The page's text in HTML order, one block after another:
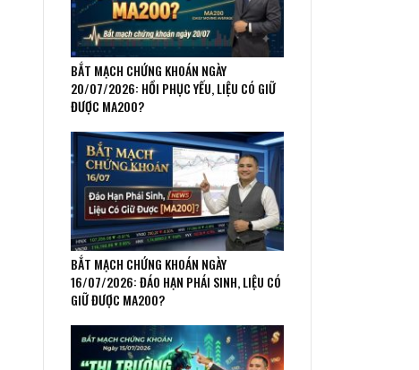
BẮT MẠCH CHỨNG KHOÁN NGÀY
20/07/2026: HỒI PHỤC YẾU, LIỆU CÓ GIỮ
ĐƯỢC MA200?
BẮT MẠCH CHỨNG KHOÁN NGÀY
16/07/2026: ĐÁO HẠN PHÁI SINH, LIỆU CÓ
GIỮ ĐƯỢC MA200?